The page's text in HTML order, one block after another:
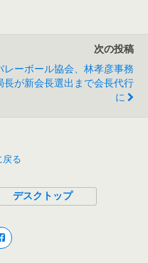
次の投稿
レーボール協会、林孝彦事務
長が新会長選出まで会長代行
に
戻る
デスクトップ